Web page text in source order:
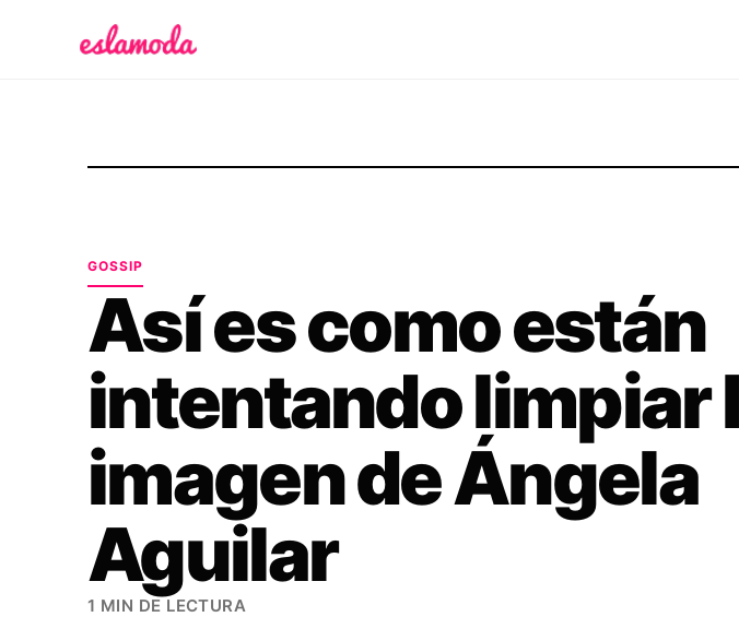
GOSSIP
Así es como están
intentando limpiar
imagen de Ángela
Aguilar
1 MIN DE LECTURA